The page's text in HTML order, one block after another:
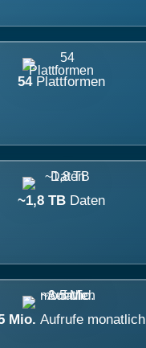
54 Plattformen
~1,8 TB Daten
Mio. Aufrufe monatlich